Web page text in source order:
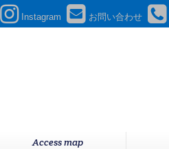
Instagram お問い合わせ
Access map